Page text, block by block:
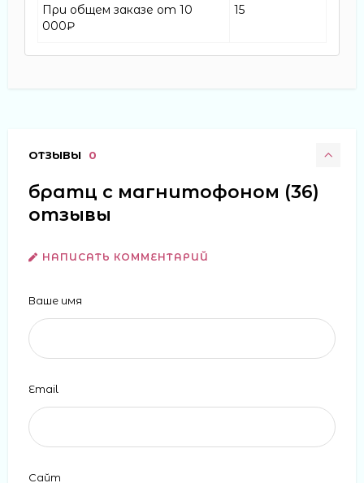
При общем заказе от 10
000₽
15
ОТЗЫВЫ 0
братц с магнитофоном (36)
отзывы
НАПИСАТЬ КОММЕНТАРИЙ
Ваше имя
Email
Сайт